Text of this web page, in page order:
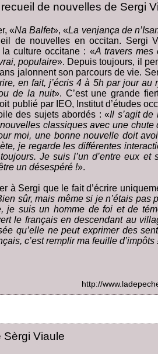
de nouvelles de Sergi
«Na Balfet», «La venjança de
de nouvelles en occitan. Sergi
culture occitane : «A travers mes
populaire». Depuis toujours, il
jalonnent son parcours de vie.
en fait, j’écris 4 à 5h par jour au
de la nuit». C’est une grande
publié par IEO, Institut d’études
des sujets abordés : «Il s’agit
classiques avec une chute
moi, une bonne nouvelle doit
je regarde les différentes
Je suis l’un d’entre eux et
un désespéré !».
à Sergi que le fait d’écrire
sûr, mais même si je n’étais pas
je suis un homme de foi et de
le français en descendant au
qu’elle ne peut exprimer des
c’est remplir ma feuille d’impôts
http://
Sèrgi Viaule